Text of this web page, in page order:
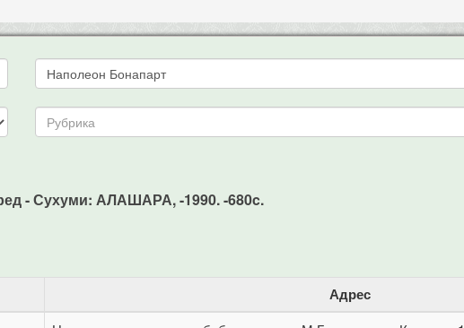
- Сухуми: АЛАШАРА, -1990. -680c.
Адрес